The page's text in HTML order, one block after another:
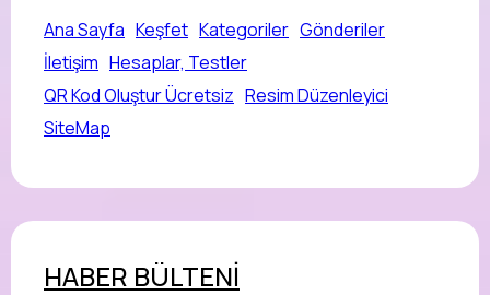
Ana Sayfa Keşfet Kategoriler Gönderiler
İletişim Hesaplar, Testler
QR Kod Oluştur Ücretsiz Resim Düzenleyici
SiteMap
HABER BÜLTENİ